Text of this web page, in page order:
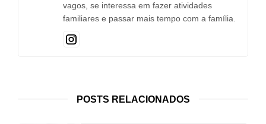
vagos, se interessa em fazer atividades
familiares e passar mais tempo com a família.
POSTS RELACIONADOS